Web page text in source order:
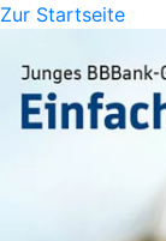
Zur Startseite